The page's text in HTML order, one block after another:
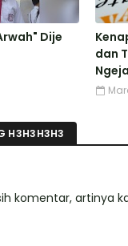
Dije
dan
H3H3H3H3
komentar, artinya